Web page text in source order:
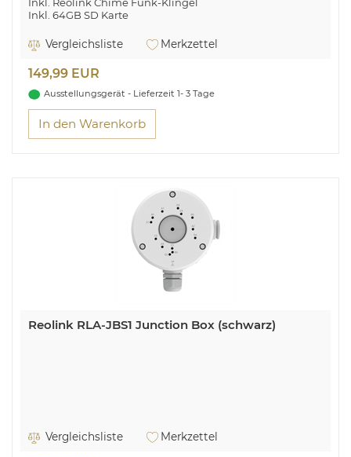
Inkl. 64GB SD Karte
Vergleichsliste Merkzettel
149,99 EUR
Ausstellungsgerät - Lieferzeit 1- 3 Tage
In den Warenkorb
Reolink RLA-JBS1 Junction Box (schwarz)
Vergleichsliste Merkzettel